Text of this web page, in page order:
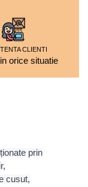
CLIENTI
orice situatie
prin
cusut,